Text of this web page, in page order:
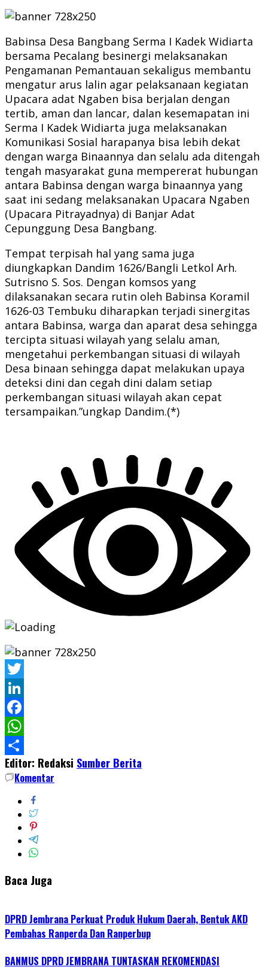
Babinsa Desa Bangbang Serma I Kadek Widiarta
bersama Pecalang besinergi melaksanakan
Pengamanan Pemantauan sekaligus membantu
mengatur arus lalin agar pelaksanaan kegiatan
Upacara adat Ngaben bisa berjalan dengan
tertib, aman dan lancar, dalan kesemapatan ini
Serma I Kadek Widiarta juga melaksanakan
Komunikasi Sosial harapanya bisa lebih dekat
dengan warga Binaannya dan selalu ada ditengah
tengah masyarakat guna mempererat hubungan
antara Babinsa dengan warga binaannya yang
saat ini sedang melaksanakan Upacara Ngaben
(Upacara Pitrayadnya) di Banjar Adat
Cepunggung Desa Bangbang.
Tempat terpisah hal yang sama juga
diungkapkan Dandim 1626/Bangli Letkol Arh.
Sutrisno S. Sos. Dengan komsos yang
dilaksanakan secara rutin oleh Babinsa Koramil
1626-03 Tembuku diharapkan terjadi sinergitas
antara Babinsa, warga dan aparat desa sehingga
tercipta situasi wilayah yang selalu aman,
mengetahui perkembangan situasi di wilayah
Desa binaan sehingga dapat melakukan upaya
deteksi dini dan cegah dini dalam setiap
perkembangan situasi wilayah akan cepat
tersampaikan.”ungkap Dandim.(*)
Twitter
LinkedIn
Facebook
WhatsApp
Share
Editor: Redaksi Sumber Berita
Komentar
Baca Juga
DPRD Jembrana Perkuat Produk Hukum Daerah, Bentuk AKD
Pembahas Ranperda Dan Ranperbup
BANMUS DPRD JEMBRANA TUNTASKAN REKOMENDASI